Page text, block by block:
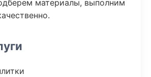
материалы, выполним